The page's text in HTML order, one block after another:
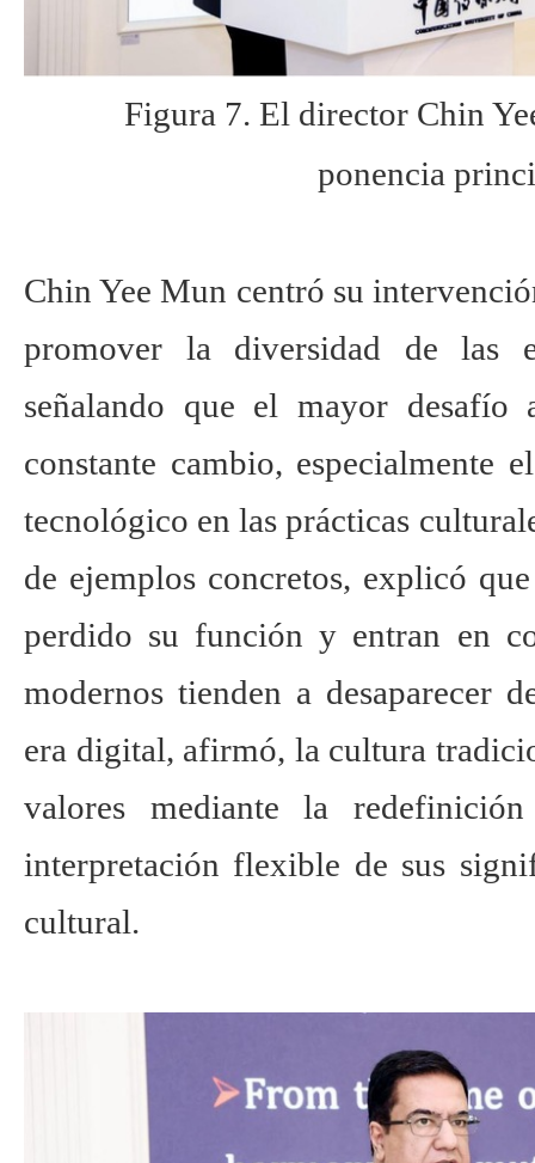
Figura 7. El director Chin
ponencia
Chin Yee Mun centró su
promover la diversidad de las
señalando que el mayor
constante cambio, especialmente
tecnológico en las prácticas
de ejemplos concretos, explicó
perdido su función y entran en
modernos tienden a desaparecer
era digital, afirmó, la cultura
valores mediante la
interpretación flexible de sus
cultural.